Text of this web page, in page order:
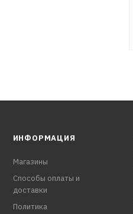
ИНФОРМАЦИЯ
Магазины
Способы оплаты и
доставки
Политика